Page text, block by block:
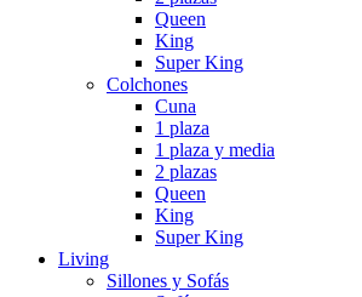
Queen
King
Super King
Colchones
Cuna
1 plaza
1 plaza y media
2 plazas
Queen
King
Super King
Living
Sillones y Sofás